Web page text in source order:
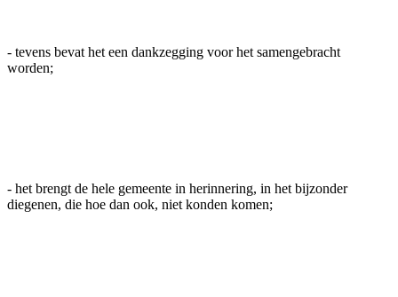
- tevens bevat het een dankzegging voor het samengebracht
worden;
- het brengt de hele gemeente in herinnering, in het bijzonder
diegenen, die hoe dan ook, niet konden komen;